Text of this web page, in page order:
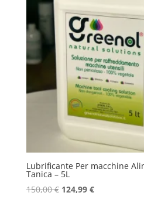
Lubrificante Per macchine
Tanica – 5L
150,00€ Il
124,99 €Il